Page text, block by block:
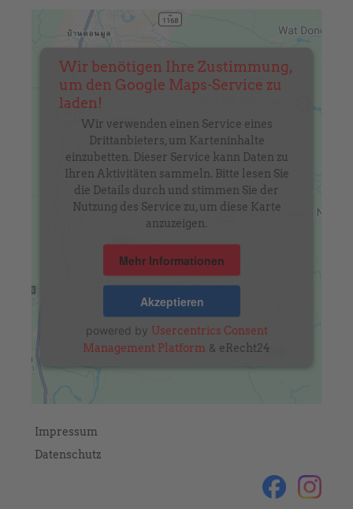
Wir benötigen Ihre Zustimmung,
um den Google Maps-Service zu
laden!
Wir verwenden einen Service eines
Drittanbieters, um Karteninhalte
einzubetten. Dieser Service kann Daten zu
Ihren Aktivitäten sammeln. Bitte lesen Sie
die Details durch und stimmen Sie der
Nutzung des Service zu, um diese Karte
anzuzeigen.
Mehr Informationen
Akzeptieren
powered by Usercentrics Consent
Management Platform & eRecht24
Impressum
Datenschutz